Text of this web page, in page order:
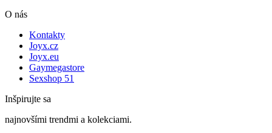
O nás
Kontakty
Joyx.cz
Joyx.eu
Gaymegastore
Sexshop 51
Inšpirujte sa
najnovšími trendmi a kolekciami.